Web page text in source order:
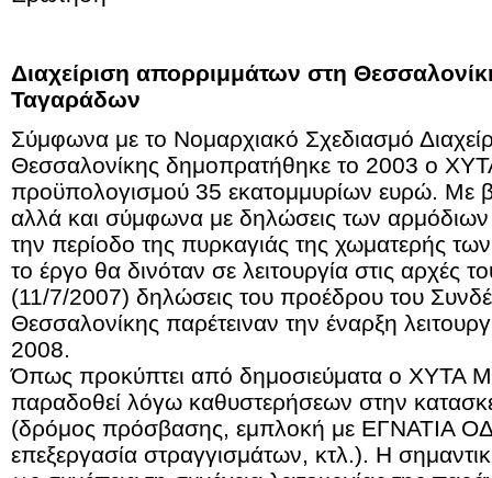
Διαχείριση απορριμμάτων στη
Ταγαράδων
Σύμφωνα με το Νομαρχιακό Σχεδιασμό
Θεσσαλονίκης δημοπρατήθηκε το 2003 ο
προϋπολογισμού 35 εκατομμυρίων ευρώ. Με
αλλά και σύμφωνα με δηλώσεις των
την περίοδο της πυρκαγιάς της χωματερής
το έργο θα δινόταν σε λειτουργία στις αρχές
(11/7/2007) δηλώσεις του προέδρου του
Θεσσαλονίκης παρέτειναν την έναρξη
2008.
Όπως προκύπτει από δημοσιεύματα ο ΧΥΤΑ
παραδοθεί λόγω καθυστερήσεων στην
(δρόμος πρόσβασης, εμπλοκή με ΕΓΝΑΤΙΑ
επεξεργασία στραγγισμάτων, κτλ.). Η